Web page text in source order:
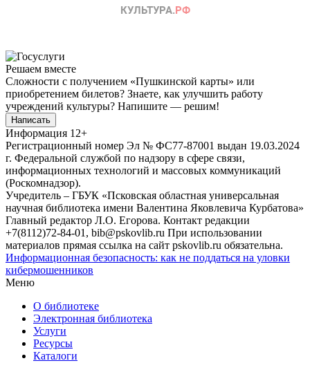
Решаем вместе
Сложности с получением «Пушкинской карты» или
приобретением билетов? Знаете, как улучшить работу
учреждений культуры? Напишите — решим!
Написать
Информация 12+
Регистрационный номер Эл № ФС77-87001 выдан 19.03.2024
г. Федеральной службой по надзору в сфере связи,
информационных технологий и массовых коммуникаций
(Роскомнадзор).
Учредитель – ГБУК «Псковская областная универсальная
научная библиотека имени Валентина Яковлевича Курбатова»
Главный редактор Л.О. Егорова. Контакт редакции
+7(8112)72-84-01, bib@pskovlib.ru При использовании
материалов прямая ссылка на сайт pskovlib.ru обязательна.
Информационная безопасность: как не поддаться на уловки
кибермошенников
Меню
О библиотеке
Электронная библиотека
Услуги
Ресурсы
Каталоги